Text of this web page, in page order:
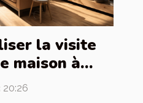
la visite
maison à
20:26